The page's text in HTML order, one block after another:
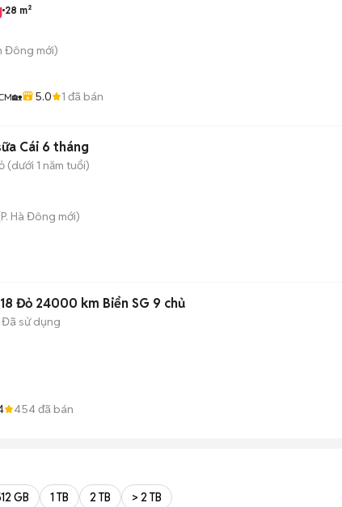
28 m²
Đông mới)
5.0 1 đã bán
Cái 6 tháng
(dưới 1 năm tuổi)
P. Hà Đông mới)
Đỏ 24000 km Biển SG 9 chủ
Đã sử dụng
454đã bán
GB 1 TB 2 TB > 2 TB